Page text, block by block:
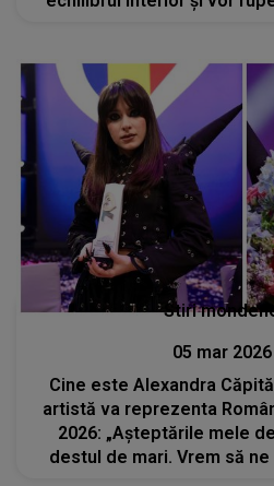
Stiri
05 mar 2026
Cine este Alexandra
artistă va reprezenta
2026: „Așteptările mele
destul de mari. Vrem să